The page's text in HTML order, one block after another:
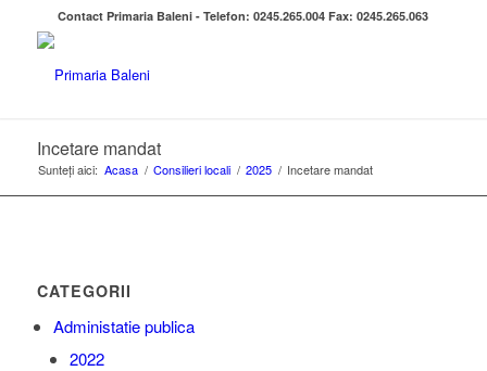
Contact Primaria Baleni - Telefon: 0245.265.004 Fax: 0245.265.063
Incetare mandat
Sunteți aici: Acasa / Consilieri locali / 2025 / Incetare mandat
CATEGORII
Administatie publica
2022